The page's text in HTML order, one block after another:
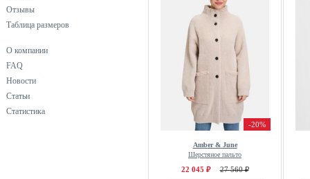
Отзывы
Таблица размеров
О компании
FAQ
Новости
Статьи
Статистика
-20%
Amber & June
Шерстяное пальто
22 045 ₽ 27 560 ₽